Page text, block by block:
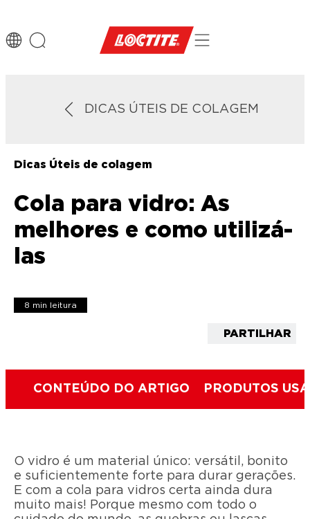
DICAS ÚTEIS DE COLAGEM
Dicas Úteis de colagem
Cola para vidro: As
melhores e como utilizá-
las
8 min leitura
PARTILHAR
CONTEÚDO DO ARTIGO PRODUTOS
O vidro é um material único: versátil, bonito
e suficientemente forte para durar gerações.
E com a cola para vidros certa ainda dura
muito mais! Porque mesmo com todo o